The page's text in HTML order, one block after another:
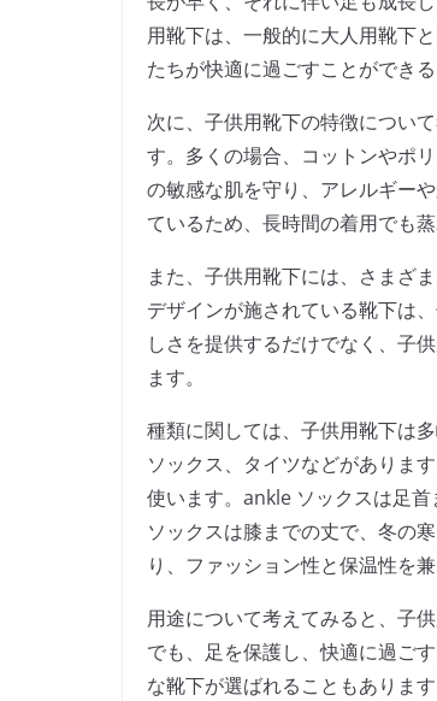
用靴下は、一般的に大人用靴下
たちが快適に過ごすことができ
次に、子供用靴下の特徴につい
す。多くの場合、コットンやポ
の敏感な肌を守り、アレルギー
ているため、長時間の着用でも
また、子供用靴下には、さまざ
デザインが施されている靴下は
しさを提供するだけでなく、子
ます。
種類に関しては、子供用靴下は
ソックス、タイツなどがありま
使います。ankle ソックスは足
ソックスは膝までの丈で、冬の
り、ファッション性と保温性を兼
用途について考えてみると、子
でも、足を保護し、快適に過ご
な靴下が選ばれることもありま